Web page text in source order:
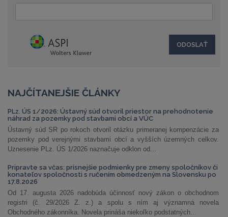
NAJČÍTANEJŠIE ČLÁNKY
PLz. ÚS 1/2026: Ústavný súd otvoril priestor na prehodnotenie
náhrad za pozemky pod stavbami obcí a VÚC
Ústavný súd SR po rokoch otvoril otázku primeranej kompenzácie za
pozemky pod verejnými stavbami obcí a vyšších územných celkov.
Uznesenie PLz. ÚS 1/2026 naznačuje odklon od...
Pripravte sa včas: prísnejšie podmienky pre zmeny spoločníkov či
konateľov spoločnosti s ručením obmedzeným na Slovensku po
17.8.2026
Od 17. augusta 2026 nadobúda účinnosť nový zákon o obchodnom
registri (č. 29/2026 Z. z.) a spolu s ním aj významná novela
Obchodného zákonníka. Novela prináša niekoľko podstatných...